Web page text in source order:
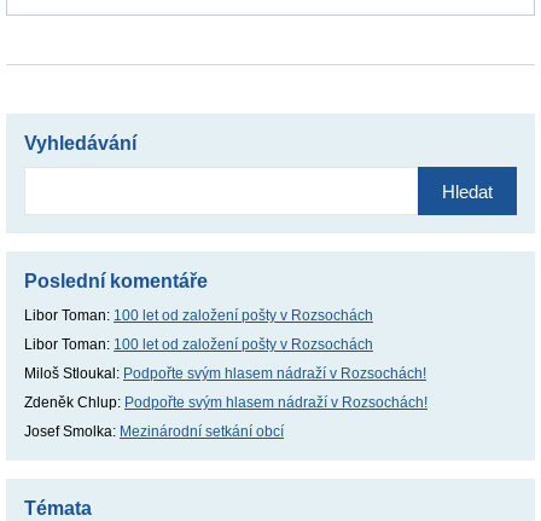
Vyhledávání
Poslední komentáře
Libor Toman: 100 let od založení pošty v Rozsochách
Libor Toman: 100 let od založení pošty v Rozsochách
Miloš Stloukal : Podpořte svým hlasem nádraží v Rozsochách!
Zdeněk Chlup: Podpořte svým hlasem nádraží v Rozsochách!
Josef Smolka: Mezinárodní setkání obcí
Témata